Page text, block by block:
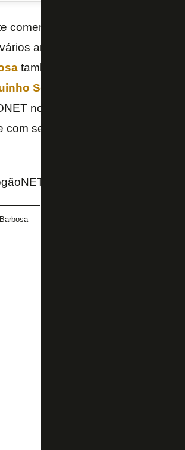
comemorar seu 118º aniversário
anúncios nas próximas
também é esperado, assim
Soares
no YouTube a partir das
com seu